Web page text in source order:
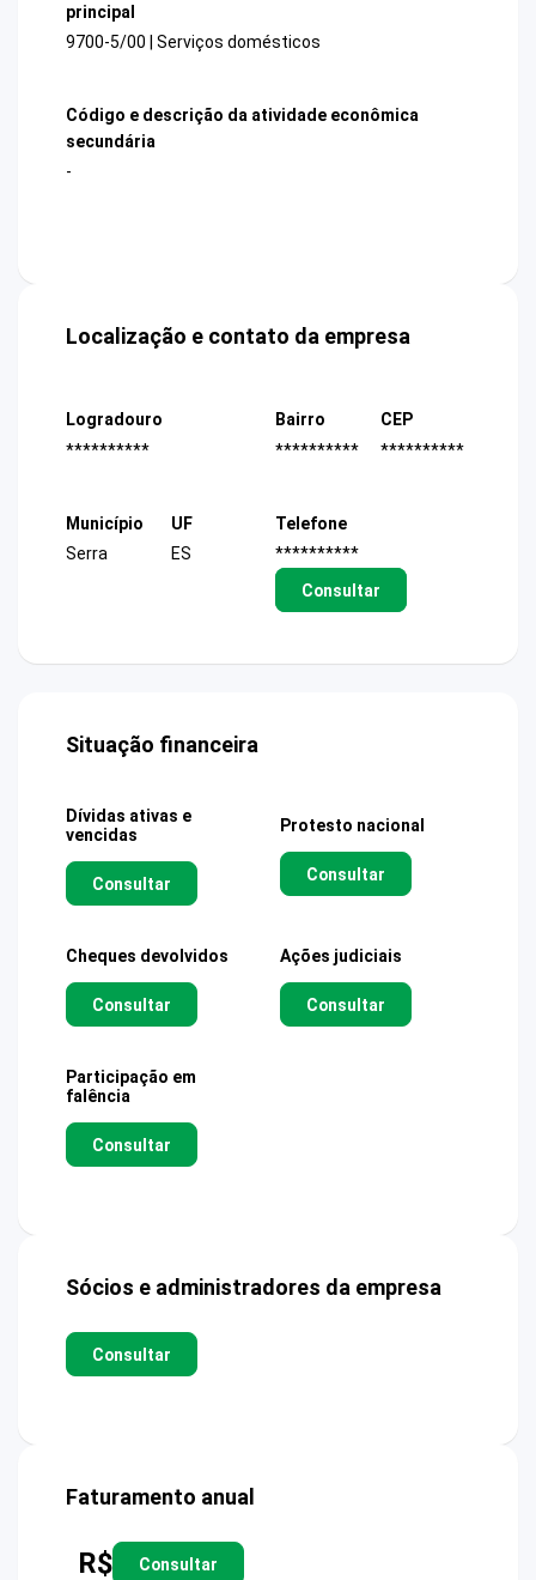
principal
9700-5/00 | Serviços domésticos
Código e descrição da atividade econômica
secundária
-
Localização e contato da empresa
Logradouro
**********
Bairro
**********
CEP
**********
Município
Serra
UF
ES
Telefone
**********
Consultar
Situação financeira
Dívidas ativas e
vencidas
Consultar
Protesto nacional
Consultar
Cheques devolvidos
Consultar
Ações judiciais
Consultar
Participação em
falência
Consultar
Sócios e administradores da empresa
Consultar
Faturamento anual
R$ Consultar